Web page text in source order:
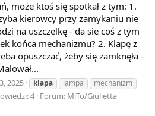
może ktoś się spotkał z tym: 1.
kierowcy przy zamykaniu nie
na uszczelkę - da sie coś z tym
końca mechanizmu? 2. Klapę z
opuszczać, żeby się zamknęła -
2025 klapa lampa
mechanizm
4 Forum: MiTo/Giulietta